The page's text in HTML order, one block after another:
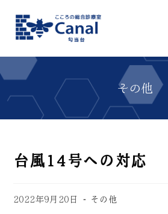
台風14号への対応
2022年9月20日 その他